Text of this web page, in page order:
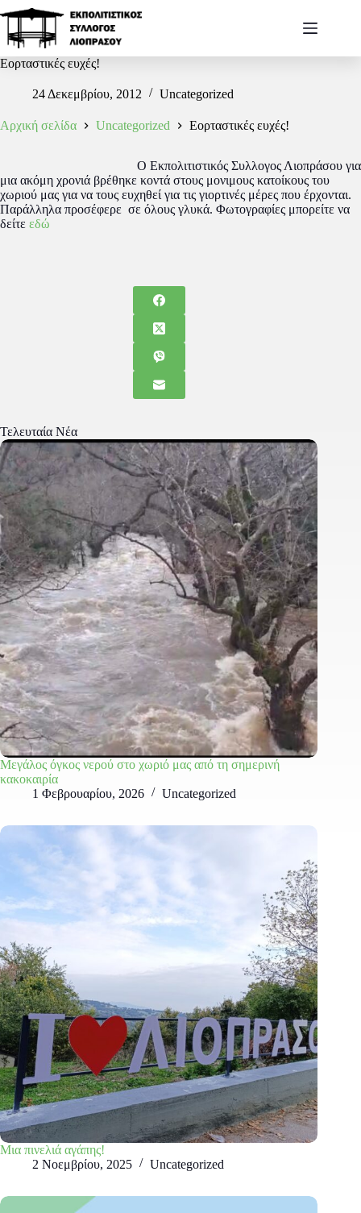
Εορταστικές ευχές!
24 Δεκεμβρίου, 2012 Uncategorized
Αρχική σελίδα Uncategorized Εορταστικές ευχές!
Ο Εκπολιτιστικός Συλλογος Λιοπράσου για
μια ακόμη χρονιά βρέθηκε κοντά στους μονιμους κατοίκους του
χωριού μας για να τους ευχηθεί για τις γιορτινές μέρες που έρχονται.
Παράλληλα προσέφερε σε όλους γλυκά. Φωτογραφίες μπορείτε να
δείτε εδώ
Τελευταία Νέα
Μεγάλος όγκος νερού στο χωριό μας από τη σημερινή
κακοκαιρία
1 Φεβρουαρίου, 2026
Uncategorized
Μια πινελιά αγάπης!
2 Νοεμβρίου, 2025
Uncategorized